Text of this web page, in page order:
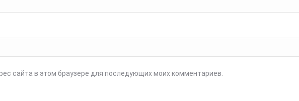
сайта в этом браузере для последующих моих комментариев.